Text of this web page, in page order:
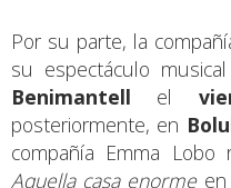
Por su parte, la
su espectáculo musical
Benimantell el
posteriormente, en
compañía Emma
Aquella casa enormeen